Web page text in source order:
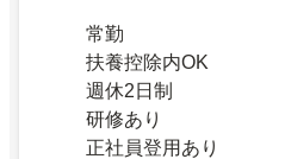
常勤
扶養控除内OK
週休2日制
研修あり
正社員登用あり